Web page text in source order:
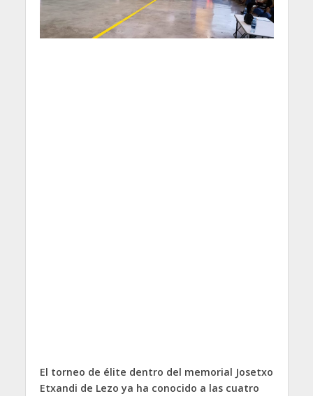
El torneo de élite dentro del memorial Josetxo
Etxandi de Lezo ya ha conocido a las cuatro